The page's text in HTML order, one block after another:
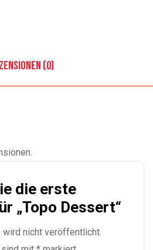
(0)
die erste
„Topo Dessert“
nicht veröffentlicht.